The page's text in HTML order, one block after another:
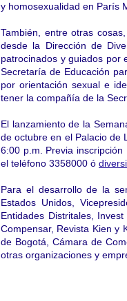
y homosexualidad en París
También, entre otras
desde la Dirección de
patrocinados y guiados por
Secretaría de Educación
por orientación sexual e
tener la compañía de la
El lanzamiento de la
de octubre en el Palacio de
6:00 p.m. Previa
el teléfono 3358000 ó
Para el desarrollo de la
Estados Unidos,
Entidades Distritales,
Compensar, Revista Kien y
de Bogotá, Cámara de
otras organizaciones y